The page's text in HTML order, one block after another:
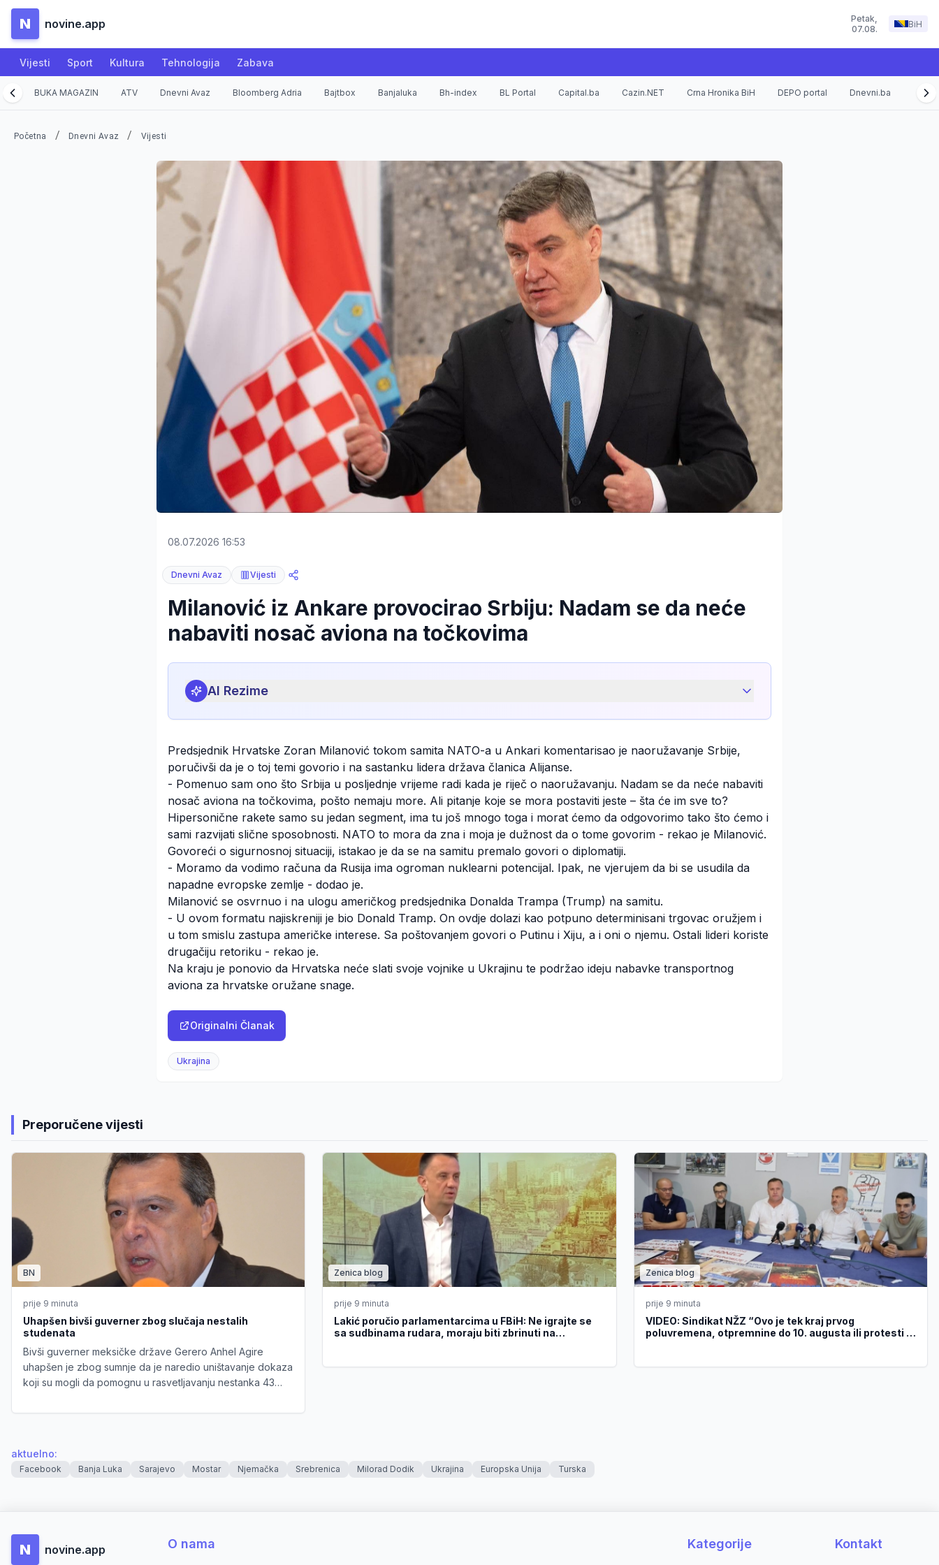
N novine.app Petak,
07.08.
BiH
Vijesti Sport Kultura Tehnologija Zabava
BUKA MAGAZIN ATV Dnevni Avaz Bloomberg Adria Bajtbox Banjaluka Bh-index BL Portal Capital.ba Cazin.NET Crna Hronika BiH DEPO portal Dnevni.ba
Početna / Dnevni Avaz / Vijesti
08.07.2026 16:53
Dnevni Avaz Vijesti
Milanović iz Ankare provocirao Srbiju: Nadam se da neće
nabaviti nosač aviona na točkovima
AI Rezime
Predsjednik Hrvatske Zoran Milanović tokom samita NATO-a u Ankari komentarisao je naoružavanje Srbije,
poručivši da je o toj temi govorio i na sastanku lidera država članica Alijanse.
- Pomenuo sam ono što Srbija u posljednje vrijeme radi kada je riječ o naoružavanju. Nadam se da neće nabaviti
nosač aviona na točkovima, pošto nemaju more. Ali pitanje koje se mora postaviti jeste – šta će im sve to?
Hipersonične rakete samo su jedan segment, ima tu još mnogo toga i morat ćemo da odgovorimo tako što ćemo i
sami razvijati slične sposobnosti. NATO to mora da zna i moja je dužnost da o tome govorim - rekao je Milanović.
Govoreći o sigurnosnoj situaciji, istakao je da se na samitu premalo govori o diplomatiji.
- Moramo da vodimo računa da Rusija ima ogroman nuklearni potencijal. Ipak, ne vjerujem da bi se usudila da
napadne evropske zemlje - dodao je.
Milanović se osvrnuo i na ulogu američkog predsjednika Donalda Trampa (Trump) na samitu.
- U ovom formatu najiskreniji je bio Donald Tramp. On ovdje dolazi kao potpuno determinisani trgovac oružjem i
u tom smislu zastupa američke interese. Sa poštovanjem govori o Putinu i Xiju, a i oni o njemu. Ostali lideri koriste
drugačiju retoriku - rekao je.
Na kraju je ponovio da Hrvatska neće slati svoje vojnike u Ukrajinu te podržao ideju nabavke transportnog
aviona za hrvatske oružane snage.
Originalni Članak
Ukrajina
Preporučene vijesti
BN
prije 9 minuta
Uhapšen bivši guverner zbog slučaja nestalih
studenata
Bivši guverner meksičke države Gerero Anhel Agire
uhapšen je zbog sumnje da je naredio uništavanje dokaza
koji su mogli da pomognu u rasvetljavanju nestanka 43
saopštilo je danas državno tužilaštvo.
Zenica blog
prije 9 minuta
Lakić poručio parlamentarcima u FBiH: Ne igrajte se
sa sudbinama rudara, moraju biti zbrinuti na
Zenica blog
prije 9 minuta
VIDEO: Sindikat NŽZ “Ovo je tek kraj prvog
poluvremena, otpremnine do 10. augusta ili protesti i
aktuelno:
Facebook Banja Luka Sarajevo Mostar Njemačka Srebrenica Milorad Dodik Ukrajina Europska Unija Turska
N novine.app O nama Kategorije Kontakt